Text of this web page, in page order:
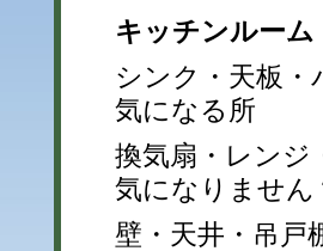
キッチンルー
シンク・天
気になる所
換気扇・レン
気になりません
壁・天井・吊